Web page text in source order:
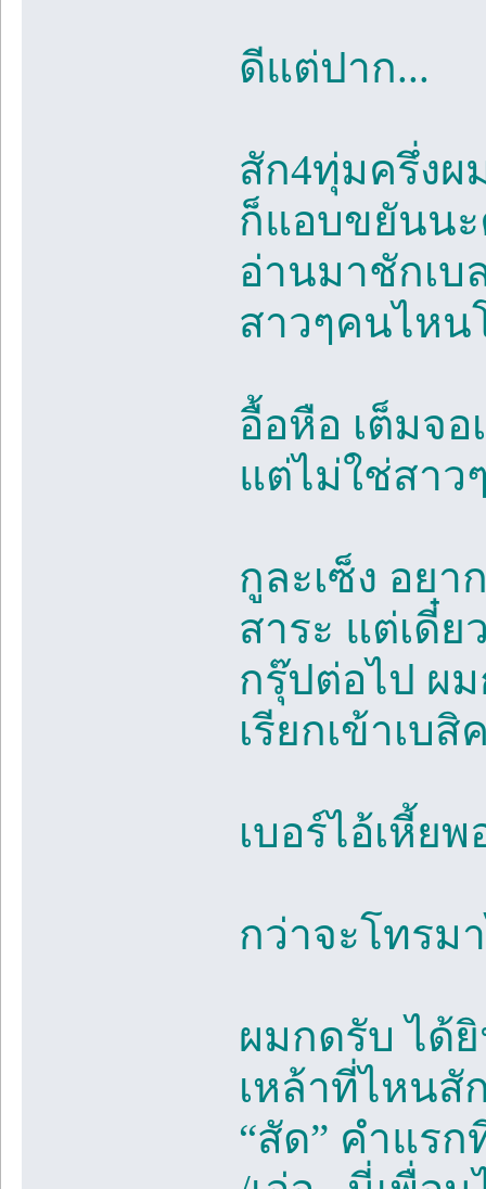
ดีแต่ปาก...
สัก4ทุ่มครึ่ง
ก็แอบขยันนะ
อ่านมาชักเบ
สาวๆคนไหน
อื้อหือ เต็มจอ
แต่ไม่ใช่สาว
กูละเซ็ง อยา
สาระ แต่เดี๋ย
กรุ๊ปต่อไป ผ
เรียกเข้าเบ
เบอร์ไอ้เหี้ยพ
กว่าจะโทรม
ผมกดรับ ได้
เหล้าที่ไหนสั
“สัด” คำแร